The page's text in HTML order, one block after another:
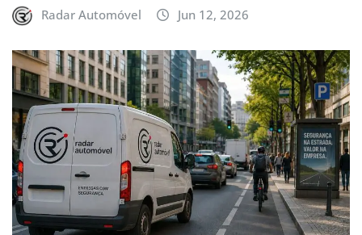
Radar Automóvel Jun 12, 2026